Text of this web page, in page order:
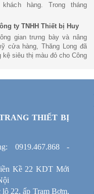
hàng. Trong tháng
thống kệ
ty TNHH Thiết bị Huy
gian trưng bày và nâng
cửa hàng, Thăng Long đã
kệ siêu thị màu đỏ cho Công
THIẾT BỊ
0919.467.868 -
Kề 22 KDT Mới
22, ấp Trạm Bơm,